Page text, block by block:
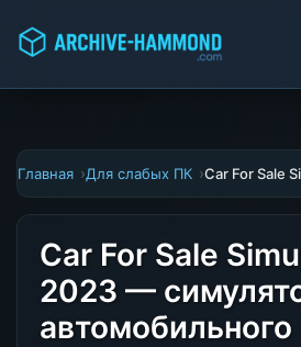
Главная Для слабых ПК Car For Sale
Car For Sale
2023 —
автомобильного